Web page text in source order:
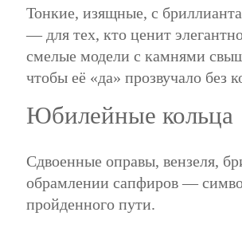
Тонкие, изящные, с
— для тех, кто ценит
смелые модели с камнями
чтобы её «да» прозвучало без
Юбилейные кольца
Сдвоенные оправы, вензеля,
обрамлении сапфиров —
пройденного пути.